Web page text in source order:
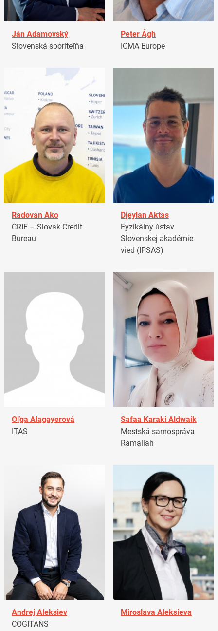
Ján Adamovský
Slovenská sporiteľňa
Peter Ágh
ICMA Europe
Radovan Ako
CRIF – Slovak Credit
Bureau
Djeylan Aktas
Fyzikálny ústav
Slovenskej akadémie
vied (IPSAS)
Oľga Alagayerová
ITAS
Safaa Karaki Aldwaik
Mestská samospráva
Ramallah
Andrej Aleksiev
COGITANS
Miroslava Aleksieva